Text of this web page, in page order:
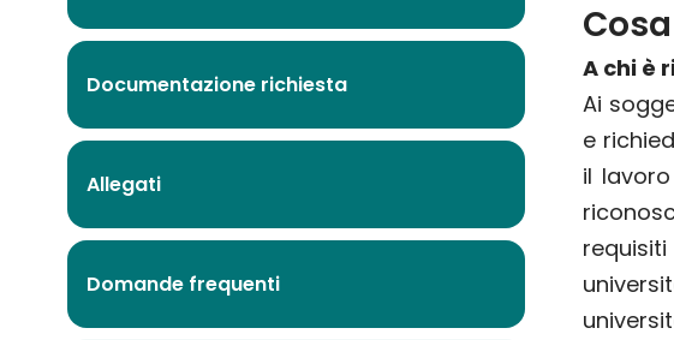
Documentazione richiesta
Allegati
Domande frequenti
A chi è
Ai
e
il